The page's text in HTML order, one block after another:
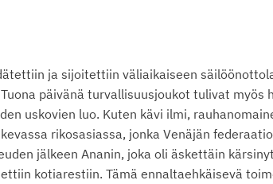
ja sijoitettiin väliaikaiseen
päivänä turvallisuusjoukot tulivat myös
uskovien luo. Kuten kävi ilmi,
rikosasiassa, jonka Venäjän
jälkeen Ananin, joka oli äskettäin
kotiarestiin. Tämä ennaltaehkäisevä